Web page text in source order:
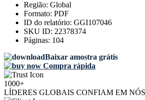
Região: Global
Formato: PDF
ID do relatório: GGI107046
SKU ID: 22378374
Páginas: 104
Baixar amostra grátis
Compra rápida
1000+
LÍDERES GLOBAIS CONFIAM EM NÓS